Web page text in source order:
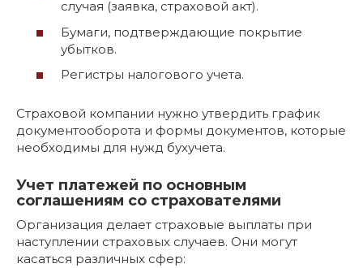
случая (заявка, страховой акт).
Бумаги, подтверждающие покрытие
убытков.
Регистры налогового учета.
Страховой компании нужно утвердить график
документооборота и формы документов, которые
необходимы для нужд бухучета.
Учет платежей по основным
соглашениям со страхователями
Организация делает страховые выплаты при
наступлении страховых случаев. Они могут
касаться различных сфер: